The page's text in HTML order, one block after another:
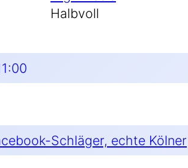
Halb­voll
Schläger, echte Kölner